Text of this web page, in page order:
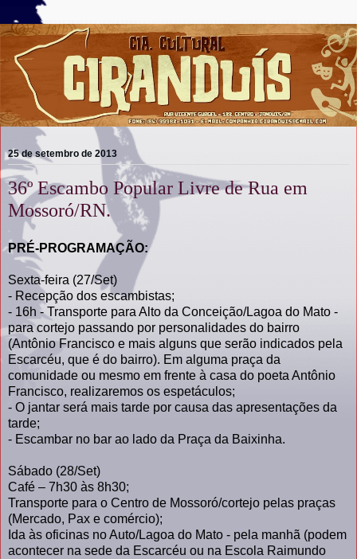
25 de setembro de 2013
36º Escambo Popular Livre de Rua em
Mossoró/RN.
PRÉ-PROGRAMAÇÃO:
Sexta-feira (27/Set)
- Recepção dos escambistas;
- 16h - Transporte para Alto da Conceição/Lagoa do Mato -
para cortejo passando por personalidades do bairro
(Antônio Francisco e mais alguns que serão indicados pela
Escarcéu, que é do bairro). Em alguma praça da
comunidade ou mesmo em frente à casa do poeta Antônio
Francisco, realizaremos os espetáculos;
- O jantar será mais tarde por causa das apresentações da
tarde;
- Escambar no bar ao lado da Praça da Baixinha.
Sábado (28/Set)
Café – 7h30 às 8h30;
Transporte para o Centro de Mossoró/cortejo pelas praças
(Mercado, Pax e comércio);
Ida às oficinas no Auto/Lagoa do Mato - pela manhã (podem
acontecer na sede da Escarcéu ou na Escola Raimundo